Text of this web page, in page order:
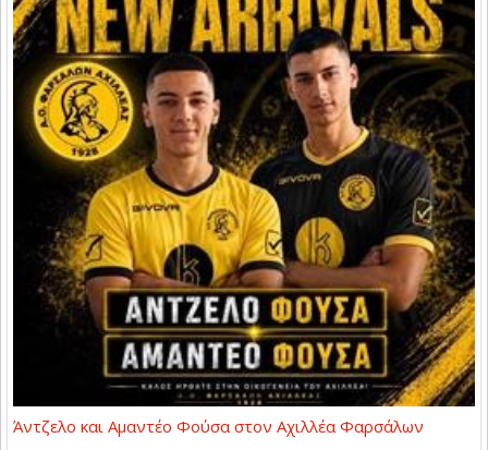
Άντζελο και Αμαντέο Φούσα στον Αχιλλέα Φαρσάλων